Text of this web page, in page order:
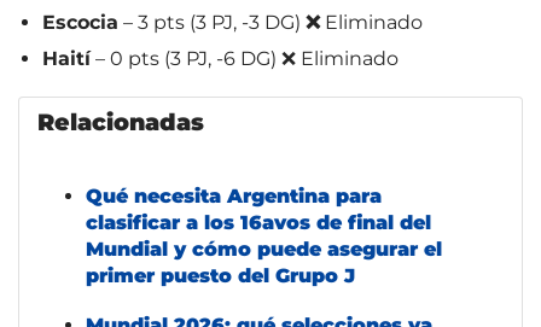
Escocia – 3 pts (3 PJ, -3 DG) ❌Eliminado
Haití– 0 pts (3 PJ, -6 DG) ❌ Eliminado
Relacionadas
Qué necesita Argentina para
clasificar a los 16avos de final del
Mundial y cómo puede asegurar el
primer puesto del Grupo J